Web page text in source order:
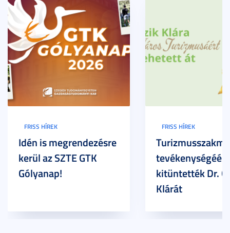
FRISS HÍREK
Idén is megrendezésre
kerül az SZTE GTK
Gólyanap!
FRISS HÍREK
tevékenységéért
kitüntették Dr.
Klárát